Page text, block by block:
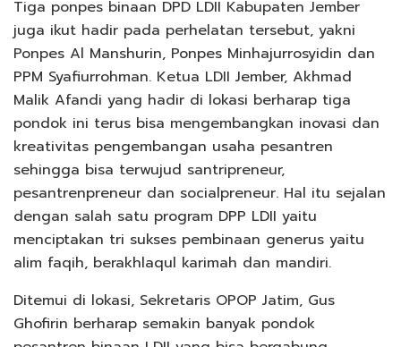
Tiga ponpes binaan DPD LDII Kabupaten Jember
juga ikut hadir pada perhelatan tersebut, yakni
Ponpes Al Manshurin, Ponpes Minhajurrosyidin dan
PPM Syafiurrohman. Ketua LDII Jember, Akhmad
Malik Afandi yang hadir di lokasi berharap tiga
pondok ini terus bisa mengembangkan inovasi dan
kreativitas pengembangan usaha pesantren
sehingga bisa terwujud santripreneur,
pesantrenpreneur dan socialpreneur. Hal itu sejalan
dengan salah satu program DPP LDII yaitu
menciptakan tri sukses pembinaan generus yaitu
alim faqih, berakhlaqul karimah dan mandiri.
Ditemui di lokasi, Sekretaris OPOP Jatim, Gus
Ghofirin berharap semakin banyak pondok